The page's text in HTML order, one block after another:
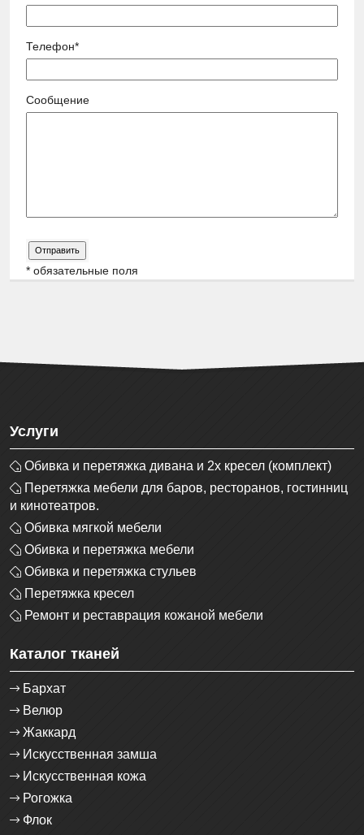
Телефон*
Сообщение
* обязательные поля
Услуги
Обивка и перетяжка дивана и 2х кресел (комплект)
Перетяжка мебели для баров, ресторанов, гостинниц
и кинотеатров.
Обивка мягкой мебели
Обивка и перетяжка мебели
Обивка и перетяжка стульев
Перетяжка кресел
Ремонт и реставрация кожаной мебели
Каталог тканей
Бархат
Велюр
Жаккард
Искусственная замша
Искусственная кожа
Рогожка
Флок